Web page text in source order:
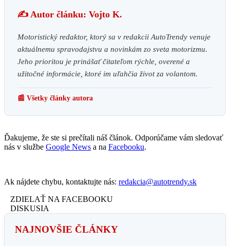
✍️ Autor článku: Vojto K.
Motoristický redaktor, ktorý sa v redakcii AutoTrendy venuje
aktuálnemu spravodajstvu a novinkám zo sveta motorizmu.
Jeho prioritou je prinášať čitateľom rýchle, overené a
užitočné informácie, ktoré im uľahčia život za volantom.
📰 Všetky články autora
Ďakujeme, že ste si prečítali náš článok. Odporúčame vám sledovať
nás v službe Google News a na Facebooku.
Ak nájdete chybu, kontaktujte nás: redakcia@autotrendy.sk
ZDIELAŤ NA FACEBOOKU
DISKUSIA
NAJNOVŠIE ČLÁNKY